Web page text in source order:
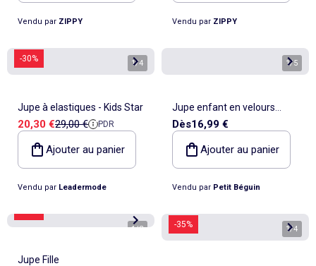
Vendu par ZIPPY Vendu par ZIPPY
-30% 1/4
Jupe à elastiques - Kids Star
Prix de vente
20,30 €Prix de référence
29,00 € PDR
Ajouter au panier
Vendu par Leadermode
1/5
Jupe enfant en velours
côtelé Belle de Nuit
Dès16,99 €
Ajouter au panier
Vendu par Petit Béguin
1/3
Jupe Fille
-35% 1/4